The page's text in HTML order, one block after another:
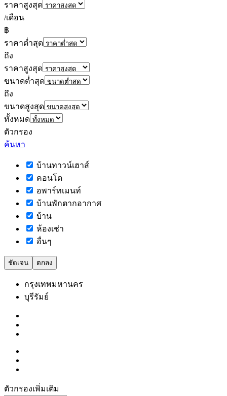
ราคาสูงสุด
/เดือน
฿
ราคาต่ำสุด
ถึง
ราคาสูงสุด
ขนาดต่ำสุด
ถึง
ขนาดสูงสุด
ทั้งหมด
ตัวกรอง
ค้นหา
บ้านทาวน์เฮาส์
คอนโด
อพาร์ทเมนท์
บ้านพักตากอากาศ
บ้าน
ห้องเช่า
อื่นๆ
ชัดเจน ตกลง
กรุงเทพมหานคร
บุรีรัมย์
ตัวกรองเพิ่มเติม